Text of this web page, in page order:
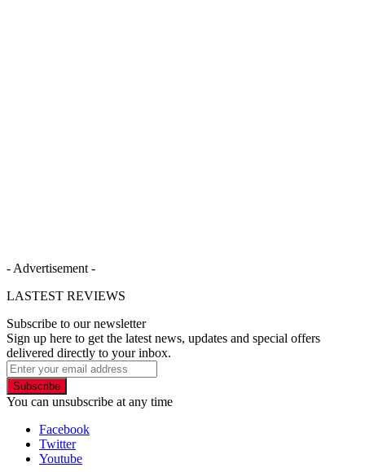
- Advertisement -
LASTEST REVIEWS
Subscribe to our newsletter
Sign up here to get the latest news, updates and special offers
delivered directly to your inbox.
Subscribe
You can unsubscribe at any time
Facebook
Twitter
Youtube